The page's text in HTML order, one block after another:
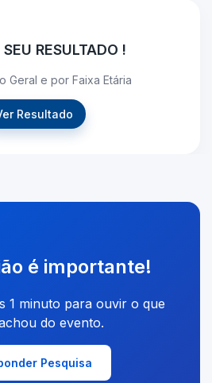
RESULTADO !
Geral e por Faixa Etária
Resultado
é importante!
1 minuto para ouvir o que
do evento.
Pesquisa